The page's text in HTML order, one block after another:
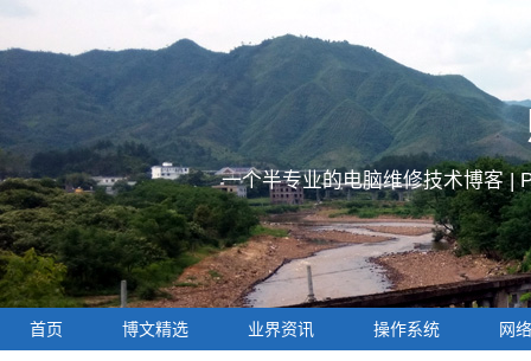
一个半专业的电脑维修技术博客 |
首页 博文精选 业界资讯 操作系统 网